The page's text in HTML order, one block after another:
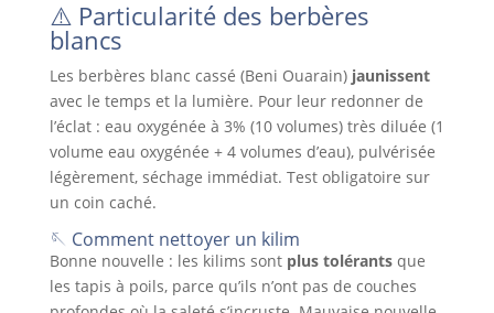
⚠️ Particularité des berbères
blancs
Les berbères blanc cassé (Beni Ouarain) jaunissent
avec le temps et la lumière. Pour leur redonner de
l’éclat : eau oxygénée à 3% (10 volumes) très diluée (1
volume eau oxygénée + 4 volumes d’eau), pulvérisée
légèrement, séchage immédiat. Test obligatoire sur
un coin caché.
🪡 Comment nettoyer un kilim
Bonne nouvelle : les kilims sont plus tolérantsque
les tapis à poils, parce qu’ils n’ont pas de couches